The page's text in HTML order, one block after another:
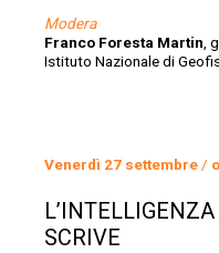
Modera
Franco Foresta Martin ,
Istituto Nazionale di
Venerdì 27 settembre /
SCRIVE